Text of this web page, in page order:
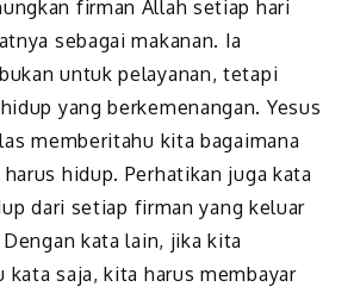
firman Allah setiap hari
sebagai makanan. Ia
untuk pelayanan, tetapi
yang berkemenangan. Yesus
memberitahu kita bagaimana
hidup. Perhatikan juga kata
dari setiap firman yang keluar
kata lain, jika kita
kata saja, kita harus membayar